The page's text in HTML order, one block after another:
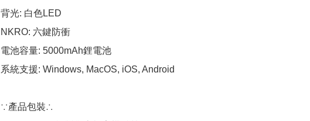
背光: 白色LED
NKRO: 六鍵防衝
電池容量: 5000mAh鋰電池
系統支援: Windows, MacOS, iOS, Android
∵產品包裝∴